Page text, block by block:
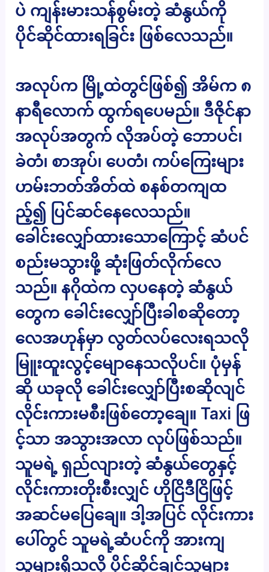
ပဲ ကျန်းမားသန်စွမ်းတဲ့ ဆံနွယ်ကို
ပိုင်ဆိုင်ထားရခြင်း ဖြစ်လေသည်။
အလုပ်က မြို့ထဲတွင်ဖြစ်၍ အိမ်က ၈
နာရီလောက် ထွက်ရပေမည်။ ဒီဇိုင်နာ
အလုပ်အတွက် လိုအပ်တဲ့ ဘောပင်၊
ခဲတံ၊ စာအုပ်၊ ပေတံ၊ ကပ်ကြေးများ
ဟမ်းဘတ်အိတ်ထဲ စနစ်တကျထ
ည့်၍ ပြင်ဆင်နေလေသည်။
ခေါင်းလျှော်ထားသောကြောင့် ဆံပင်
စည်းမသွားဖို့ ဆုံးဖြတ်လိုက်လေ
သည်။ နဂိုထဲက လှပနေတဲ့ ဆံနွယ်
တွေက ခေါင်းလျှော်ပြီးခါစဆိုတော့
လေအဟုန်မှာ လွတ်လပ်လေးရသလို
မြူးထူးလွင့်မျောနေသလိုပင်။ ပုံမှန်
ဆို ယခုလို ခေါင်းလျှော်ပြီးစဆိုလျင်
လိုင်းကားမစီးဖြစ်တော့ချေ။ Taxi ဖြ
င့်သာ အသွားအလာ လုပ်ဖြစ်သည်။
သူမရဲ့ ရှည်လျားတဲ့ ဆံနွယ်တွေနှင့်
လိုင်းကားတိုးစီးလျှင် ဟိုငြိဒီငြိဖြင့်
အဆင်မပြေချေ။ ဒါ့အပြင် လိုင်းကား
ပေါ်တွင် သူမရဲ့ဆံပင်ကို အားကျ
သူများရှိသလို ပိုင်ဆိုင်ချင်သူများ